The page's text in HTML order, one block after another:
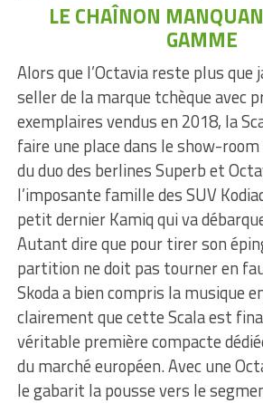
LE CHAÎNON
GAMME
Alors que l’Octavia reste plus que
seller de la marque tchèque avec
exemplaires vendus en 2018, la
faire une place dans le show-
du duo des berlines Superb et
l’imposante famille des SUV
petit dernier Kamiq qui va
Autant dire que pour tirer son
partition ne doit pas tourner en
Skoda a bien compris la musique
clairement que cette Scala est
véritable première compacte
du marché européen. Avec une
le gabarit la pousse vers le